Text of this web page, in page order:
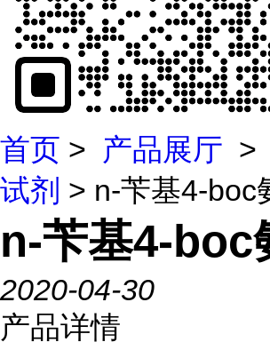
首页 > 产品展厅 >
试剂 > n-苄基4-boc
n-苄基4-boc
2020-04-30
产品详情